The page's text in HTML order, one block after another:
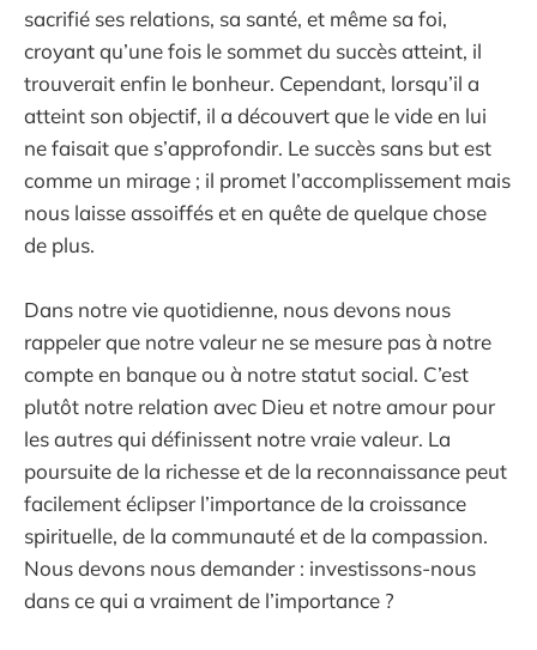
sacrifié ses relations, sa santé, et même sa foi,
croyant qu’une fois le sommet du succès atteint, il
trouverait enfin le bonheur. Cependant, lorsqu’il a
atteint son objectif, il a découvert que le vide en lui
ne faisait que s’approfondir. Le succès sans but est
comme un mirage ; il promet l’accomplissement mais
nous laisse assoiffés et en quête de quelque chose
de plus.
Dans notre vie quotidienne, nous devons nous
rappeler que notre valeur ne se mesure pas à notre
compte en banque ou à notre statut social. C’est
plutôt notre relation avec Dieu et notre amour pour
les autres qui définissent notre vraie valeur. La
poursuite de la richesse et de la reconnaissance peut
facilement éclipser l’importance de la croissance
spirituelle, de la communauté et de la compassion.
Nous devons nous demander : investissons-nous
dans ce qui a vraiment de l’importance ?